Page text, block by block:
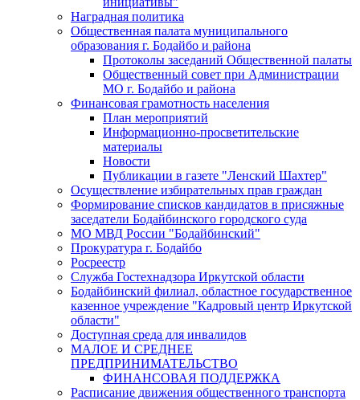
Наградная политика
Общественная палата муниципального
образования г. Бодайбо и района
Протоколы заседаний Общественной палаты
Общественный совет при Администрации
МО г. Бодайбо и района
Финансовая грамотность населения
План мероприятий
Информационно-просветительские
материалы
Новости
Публикации в газете "Ленский Шахтер"
Осуществление избирательных прав граждан
Формирование списков кандидатов в присяжные
заседатели Бодайбинского городского суда
МО МВД России "Бодайбинский"
Прокуратура г. Бодайбо
Росреестр
Служба Гостехнадзора Иркутской области
Бодайбинский филиал, областное государственное
казенное учреждение "Кадровый центр Иркутской
области"
Доступная среда для инвалидов
МАЛОЕ И СРЕДНЕЕ
ПРЕДПРИНИМАТЕЛЬСТВО
ФИНАНСОВАЯ ПОДДЕРЖКА
Расписание движения общественного транспорта